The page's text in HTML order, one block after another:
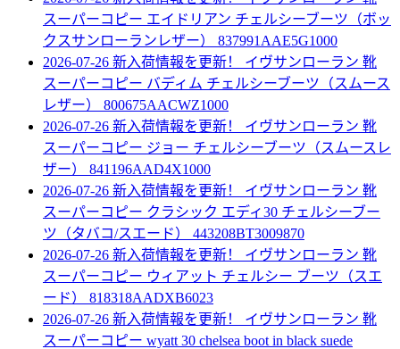
スーパーコピー エイドリアン チェルシーブーツ（ボッ
クスサンローランレザー） 837991AAE5G1000
2026-07-26 新入荷情報を更新！ イヴサンローラン 靴
スーパーコピー バディム チェルシーブーツ（スムース
レザー） 800675AACWZ1000
2026-07-26 新入荷情報を更新！ イヴサンローラン 靴
スーパーコピー ジョー チェルシーブーツ（スムースレ
ザー） 841196AAD4X1000
2026-07-26 新入荷情報を更新！ イヴサンローラン 靴
スーパーコピー クラシック エディ30 チェルシーブー
ツ（タバコ/スエード） 443208BT3009870
2026-07-26 新入荷情報を更新！ イヴサンローラン 靴
スーパーコピー ウィアット チェルシー ブーツ（スエ
ード） 818318AADXB6023
2026-07-26 新入荷情報を更新！ イヴサンローラン 靴
スーパーコピー wyatt 30 chelsea boot in black suede